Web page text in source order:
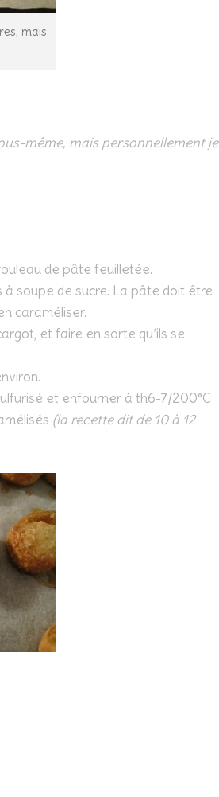
mais
même, mais personnellement je
de pâte feuilletée.
soupe de sucre. La pâte doit être
caraméliser.
et faire en sorte qu’ils se
et enfourner à th6-7/200°C
(la recette dit de 10 à 12